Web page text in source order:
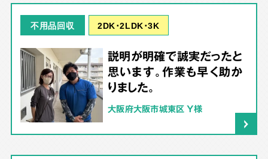
不用品回収 2DK･2LDK･3K
説明が明確で誠実だったと
思います。作業も早く助か
りました。
大阪府大阪市城東区 Y様